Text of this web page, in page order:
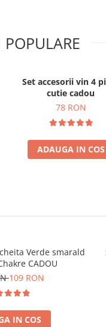
Set accesorii vin 4
cutie cadou
78 RON
ADAUGA IN COS
Verde smarald
CADOU
109 RON
IN COS